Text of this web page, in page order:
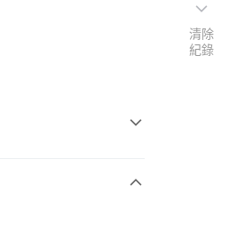
清除
紀錄